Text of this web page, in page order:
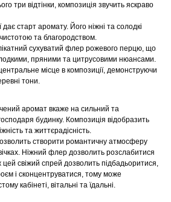
три відтінки, композиція звучить яскраво
дає старт аромату. Його ніжні та солодкі
та благородством.
сухуватий флер рожевого перцю, що
пряними та цитрусовими нюансами.
місце в композиції, демонструючи
тони.
аромат вкаже на сильний та
будинку. Композиція відобразить
та життєрадісність.
створити романтичну атмосферу
Ніжний флер дозволить розслабитися
цей свіжий спрей дозволить підбадьоритися,
і сконцентруватися, тому може
кабінеті, вітальні та їдальні.